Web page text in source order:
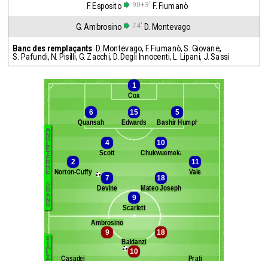
F. Esposito 90+3' F. Fiumanò
G. Ambrosino 74' D. Montevago
Banc des remplaçants: D. Montevago, F. Fiumanò,S. Giovane,
S. Pafundi, N. Pisilli,G. Zacchi, D. Degli Innocenti, L. Lipani, J. Sassi